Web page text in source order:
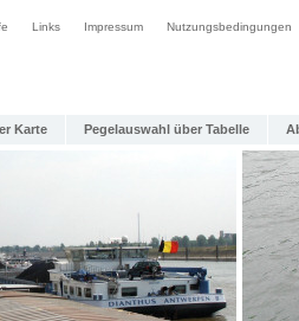
Links Impressum Nutzungsbedingungen
Karte Pegelauswahl über Tabelle